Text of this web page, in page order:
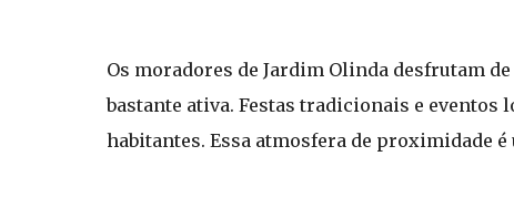
Os moradores de Jardim Olinda desfrutam
bastante ativa. Festas tradicionais e eventos
habitantes. Essa atmosfera de proximidade